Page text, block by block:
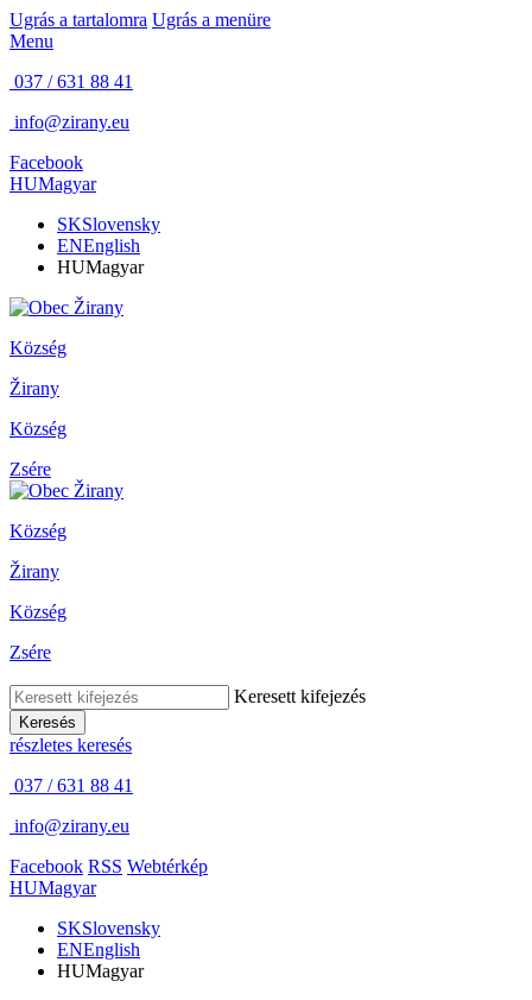
Ugrás a tartalomra Ugrás a menüre
Menu
037 / 631 88 41
info@zirany.eu
Facebook
HUMagyar
SKSlovensky
ENEnglish
HUMagyar
Község
Žirany
Község
Zsére
Község
Žirany
Község
Zsére
Keresett kifejezés
Keresés
részletes keresés
037 / 631 88 41
info@zirany.eu
Facebook RSS Webtérkép
HUMagyar
SKSlovensky
ENEnglish
HUMagyar